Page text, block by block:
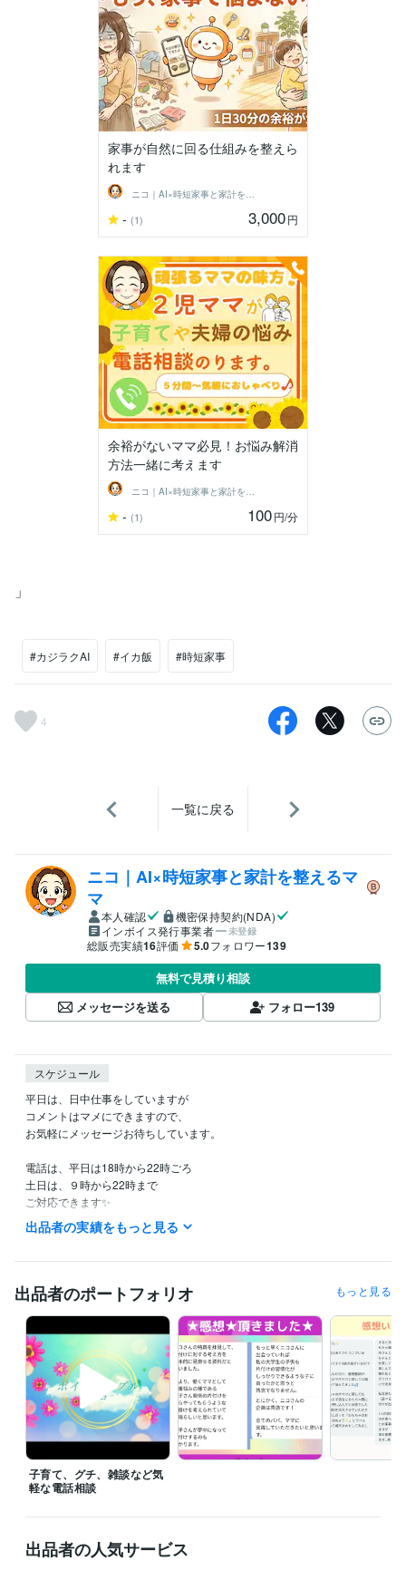
家事が自然に回る仕組みを整えら
れます
ニコ｜AI×時短家事と家計を整えるママ
- (1) 3,000円
余裕がないママ必見！お悩み解消
方法一緒に考えます
ニコ｜AI×時短家事と家計を整えるママ
- (1) 100円/分
」
#カジラクAI #イカ飯 #時短家事
4
一覧に戻る
ニコ｜AI×時短家事と家計を整えるマ
マ
本人確認
機密保持契約(NDA)
インボイス発行事業者
未登録
総販売実績16評価 5.0フォロワー139
無料で見積り相談
メッセージを送る
フォロー139
スケジュール
平日は、日中仕事をしていますが
コメントはマメにできますので、
お気軽にメッセージお待ちしています。
電話は、平日は18時から22時ごろ
土日は、９時から22時まで
ご対応できます✨
お気軽に、ご連絡ください！お待ちしています。
経験職種
クリエイター / 動画クリエイター
クリエイター / コピーライター 経験年数 : 3年
研究・開発・設計 / 研究・開発 経験年数 : 26年
ライフスタイル・その他 / アドバイザー 経験年数 : 5年
職歴
民間研究所 2018年12月 ~ 現在
国研 2014年12月 ~ 2018年11月
国研 2001年3月 ~ 2014年11月
衣食住家計勉強会 2017年4月 ~ 2019年12月
おうち避難トイレ（災害関連死ゼロ活動）
帳が目的」になっていませんか？
麗な家を保てない
手抜きでも簡単！忙しい人のための片付け術
出品者の実績をもっと見る
出品者のポートフォリオ もっと見る
子育て、グチ、雑談など気
軽な電話相談
出品者の人気サービス